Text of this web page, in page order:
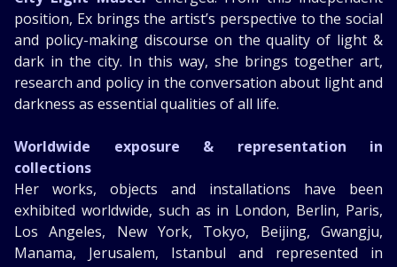
position, Ex brings the artist’s perspective to the social
and policy-making discourse on the quality of light &
dark in the city. In this way, she brings together art,
research and policy in the conversation about light and
darkness as essential qualities of all life.
Worldwide exposure & representation in
collections
Her works, objects and installations have been
exhibited worldwide, such as in London, Berlin, Paris,
Los Angeles, New York, Tokyo, Beijing, Gwangju,
Manama, Jerusalem, Istanbul and represented in